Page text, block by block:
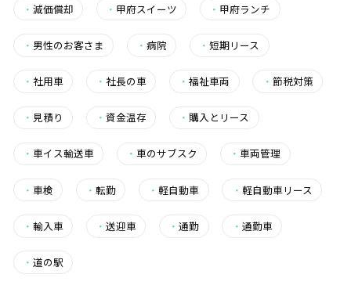
・ 減価償却 ・ 甲府スイーツ ・ 甲府ランチ
・ 男性のお客さま ・病院 ・短期リース
・ 社用車 ・社長の車 ・福祉車両 ・ 節税対策
・ 見積り ・資金温存 ・ 購入とリース
・ 車イス輸送車 ・ 車のサブスク ・ 車両管理
・ 車検 ・転勤 ・軽自動車 ・ 軽自動車リース
・ 輸入車 ・送迎車 ・通勤 ・ 通勤車
・ 道の駅